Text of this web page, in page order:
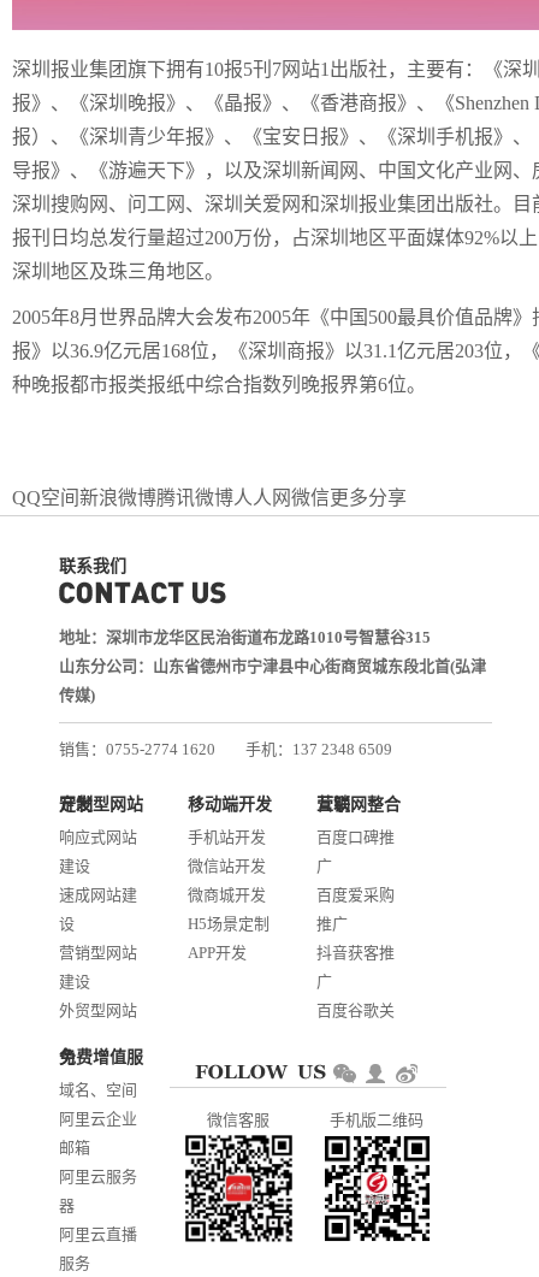
深圳报业集团旗下拥有10报5刊7网站1出版社，主要有：《深
报》、《深圳晚报》、《晶报》、《香港商报》、《Shenzhen
报）、《深圳青少年报》、《宝安日报》、《深圳手机报》
导报》、《游遍天下》，以及深圳新闻网、中国文化产业网
深圳搜购网、问工网、深圳关爱网和深圳报业集团出版社。
报刊日均总发行量超过200万份，占深圳地区平面媒体92%以
深圳地区及珠三角地区。
2005年8月世界品牌大会发布2005年《中国500最具价值品牌
报》以36.9亿元居168位，《深圳商报》以31.1亿元居203位，
种晚报都市报类报纸中综合指数列晚报界第6位。
QQ空间 新浪微博腾讯微博人人网微信更多分享
联系我们
地址：深圳市龙华区民治街道布龙路1010号智慧谷315
山东分公司：山东省德州市宁津县中心街商贸城东段北首(弘津
传媒)
销售：0755-2774 1620
手机：137 2348 6509
邮箱：services@jiasuweb.com
定制型网站开发
响应式网站
建设
速成网站建
设
营销型网站
建设
外贸型网站
商城网站开
发
门户信息平
台开发
移动端开发
手机站开发
微信站开发
微商城开发
H5场景定制
APP开发
互联网整合营销
百度口碑推
广
百度爱采购
推广
抖音获客推
广
百度谷歌关
AI智能发布
免费增值服务
域名、空间
阿里云企业
邮箱
阿里云服务
器
阿里云直播
服务
微信客服 手机版二维码